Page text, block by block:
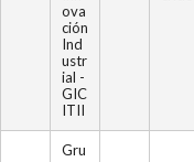
ova
ción
Ind
ustr
ial -
GIC
ITII
Gru